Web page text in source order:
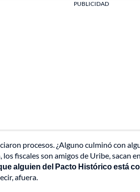
PUBLICIDAD
procesos. ¿Alguno culminó con
fiscales son amigos de Uribe,
alguien del Pacto Histórico está
afuera.